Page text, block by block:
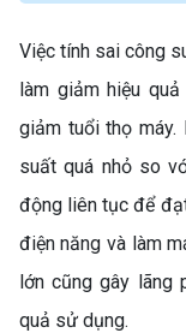
Việc tính sai công
làm giảm hiệu
giảm tuổi thọ
suất quá nhỏ so
động liên tục để
điện năng và làm
lớn cũng gây lãng
quả sử dụng.